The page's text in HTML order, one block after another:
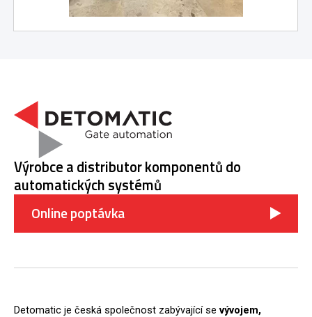
Výrobce a distributor komponentů do
automatických systémů
Online poptávka
Detomatic je česká společnost zabývající se vývojem,